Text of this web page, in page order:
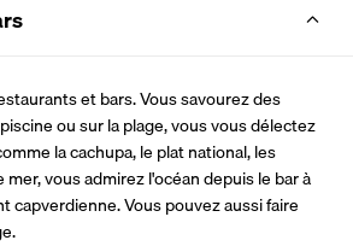
et bars. Vous savourez des
ou sur la plage, vous vous délectez
la cachupa, le plat national, les
vous admirez l'océan depuis le bar à
capverdienne. Vous pouvez aussi faire